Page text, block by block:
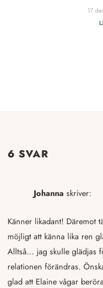
17
6 SVAR
Johanna skriver:
Känner likadant! Däremot
möjligt att känna lika ren
Alltså… jag skulle glädjas
relationen förändras.
glad att Elaine vågar